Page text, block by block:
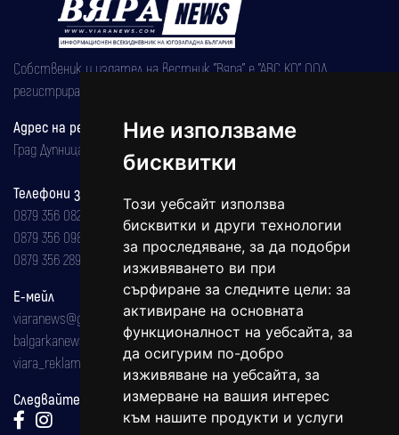
Ние използваме
бисквитки
Този уебсайт използва
бисквитки и други технологии
за проследяване, за да подобри
изживяването ви при
сърфиране за следните цели: за
активиране на основната
функционалност на уебсайта, за
да осигурим по-добро
изживяване на уебсайта, за
измерване на вашия интерес
към нашите продукти и услуги
Собственик и издател на вестник "Вяра" е "АВС КО" ООД,
регистрирана на 08.05.2002 година.
Адрес на редакцията
Град Дупница, ул.''Христо Ботев" 43
Телефони за реклама и абонаменти
0879 356 082
0879 356 098
0879 356 289
Е-мейл
viaranews@gmail.com
balgarkanews@gmail.com
viara_reklama@mail.bg
Следвайте ни: